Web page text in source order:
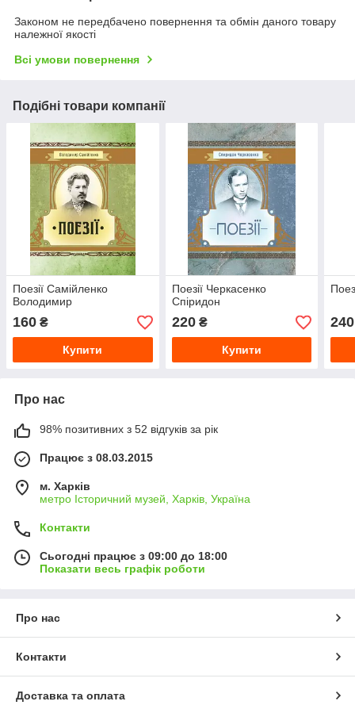
Законом не передбачено повернення та обмін даного товару
належної якості
Всі умови повернення
Подібні товари компанії
Поезії Самійленко
Володимир
160 ₴
Купити
Поезії Черкасенко
Спіридон
220₴
Купити
240
Про нас
98% позитивних з 52 відгуків за рік
Працює з 08.03.2015
м. Харків
метро Історичний музей, Харків, Україна
Контакти
Сьогодні працює з 09:00 до 18:00
Показати весь графік роботи
Про нас
Контакти
Доставка та оплата